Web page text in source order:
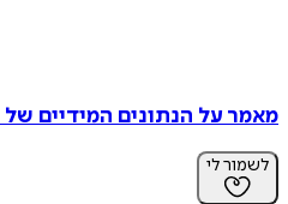
מאמר על הנתונים המידיים
לשמור לי